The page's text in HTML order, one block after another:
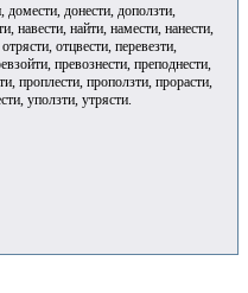
домести, донести, доползти,
навести, найти, намести, нанести,
отцвести, перевезти,
превознести, преподнести,
проплести, проползти, прорасти,
уползти, утрясти.